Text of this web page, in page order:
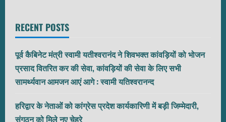
RECENT POSTS
पूर्व कैबिनेट मंत्री स्वामी यतीश्वरानंद ने शिवभक्त कांवड़ियों को भोजन
प्रसाद वितरित कर की सेवा, कांवड़ियों की सेवा के लिए सभी
सामर्थ्यवान आमजन आएं आगे : स्वामी यतिश्वरानन्द
हरिद्वार के नेताओं को कांग्रेस प्रदेश कार्यकारिणी में बड़ी जिम्मेदारी,
संगठन को मिले नए चेहरे